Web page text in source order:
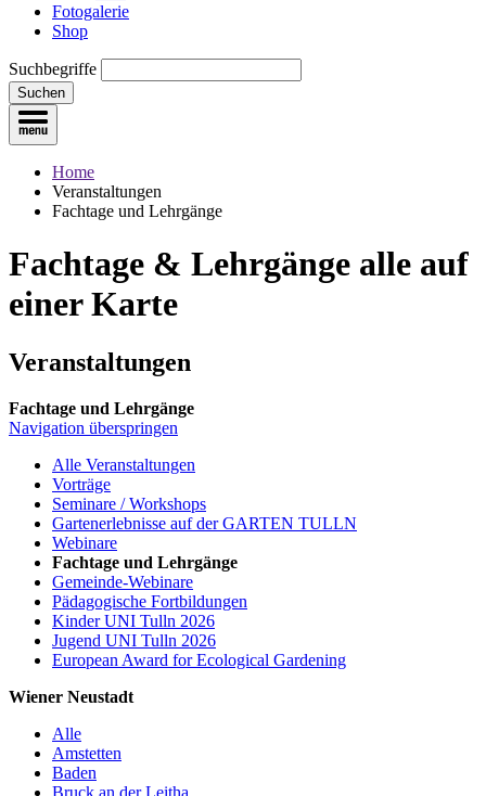
Fotogalerie
Shop
Suchbegriffe
Suchen
Home
Veranstaltungen
Fachtage und Lehrgänge
Fachtage & Lehrgänge alle auf
einer Karte
Veranstaltungen
Fachtage und Lehrgänge
Navigation überspringen
Alle Veranstaltungen
Vorträge
Seminare / Workshops
Gartenerlebnisse auf der GARTEN TULLN
Webinare
Fachtage und Lehrgänge
Gemeinde-Webinare
Pädagogische Fortbildungen
Kinder UNI Tulln 2026
Jugend UNI Tulln 2026
European Award for Ecological Gardening
Wiener Neustadt
Alle
Amstetten
Baden
Bruck an der Leitha